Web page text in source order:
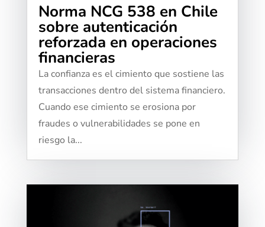
Norma NCG 538 en Chile
sobre autenticación
reforzada en operaciones
financieras
​​La confianza es el cimiento que sostiene las
transacciones dentro del sistema financiero.
Cuando ese cimiento se erosiona por
fraudes o vulnerabilidades se pone en
riesgo la...